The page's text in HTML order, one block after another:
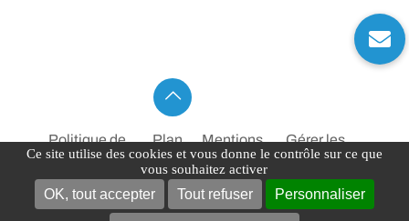
Ce site utilise des cookies et vous donne le contrôle sur ce que
vous souhaitez activer
OK, tout accepter Tout refuser Personnaliser
Politique de
Plan
du
Mentions
Légales
Gérer les